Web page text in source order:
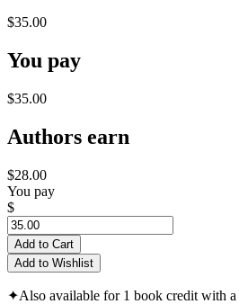
$35.00
You pay
$35.00
Authors earn
$28.00
You pay
$
Add to Cart
Add to Wishlist
✦Also available for 1 book credit with a